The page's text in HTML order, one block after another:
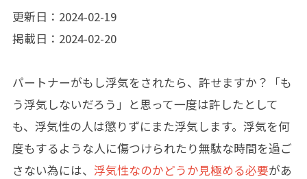
更新日：2024-02-19
掲載日：2024-02-20
パートナーがもし浮気をされたら、許せますか？「も
う浮気しないだろう」と思って一度は許したとして
も、浮気性の人は懲りずにまた浮気します。浮気を何
度もするような人に傷つけられたり無駄な時間を過ご
さない為には、 浮気性なのかどうか見極める必要があ